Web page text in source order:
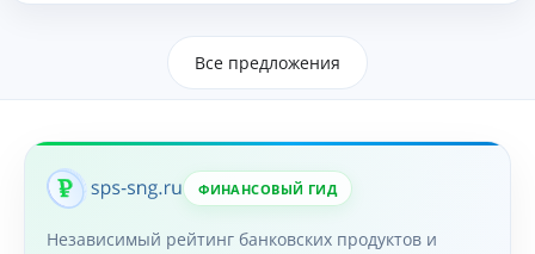
Все предложения
ФИНАНСОВЫЙ ГИД
Независимый рейтинг банковских продуктов и